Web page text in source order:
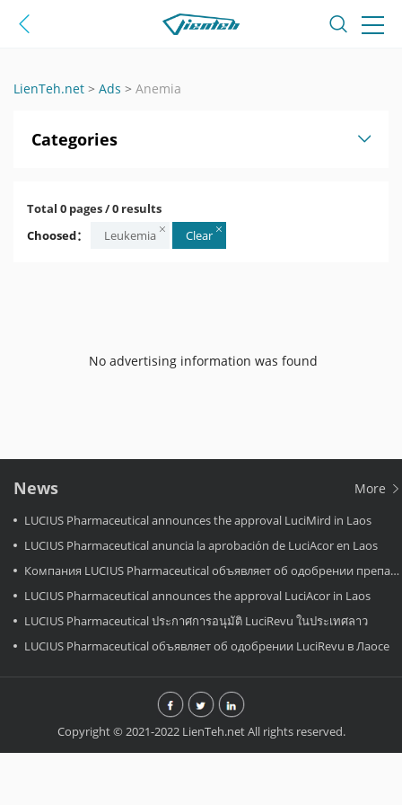
LienTeh.net > Ads > Anemia
Categories
Total 0 pages / 0 results
Choosed：
Leukemia Clear
No advertising information was found
News More
LUCIUS Pharmaceutical announces the approval LuciMird in Laos
LUCIUS Pharmaceutical anuncia la aprobación de LuciAcor en Laos
Компания LUCIUS Pharmaceutical объявляет об одобрении препарата LuciAcor в Лаосе.
LUCIUS Pharmaceutical announces the approval LuciAcor in Laos
LUCIUS Pharmaceutical ประกาศการอนุมัติ LuciRevu ในประเทศลาว
LUCIUS Pharmaceutical объявляет об одобрении LuciRevu в Лаосе
Copyright © 2021-2022 LienTeh.net All rights reserved.